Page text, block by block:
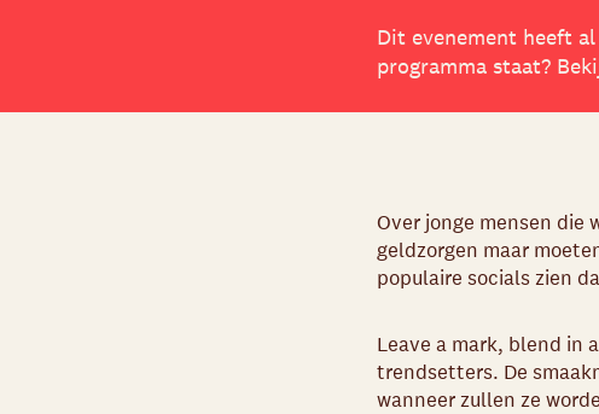
Dit evenement heeft
programma staat?
Over jonge mensen die
geldzorgen maar
populaire socials zien
Leave a mark, blend in
trendsetters. De
wanneer zullen ze